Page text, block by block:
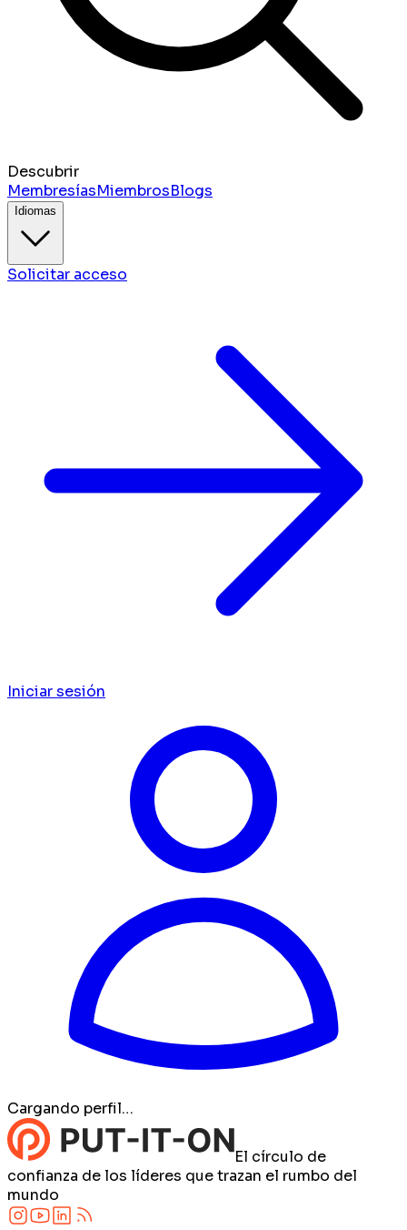
Descubrir
MembresíasMiembrosBlogs
Idiomas
Solicitar acceso
Iniciar sesión
Cargando perfil…
El círculo de
confianza de los líderes que trazan el rumbo del
mundo